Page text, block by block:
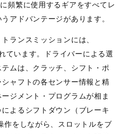
頻繁に使用するギアをすべてレ
アドバンテージがあります。
ランスミッションには、
ています。ドライバーによる選
ムは、クラッチ、シフト・ポ
ャフトの各センサー情報と精
ジメント・プログラムが相ま
よるシフトダウン（ブレーキ
作をしながら、スロットルをブ